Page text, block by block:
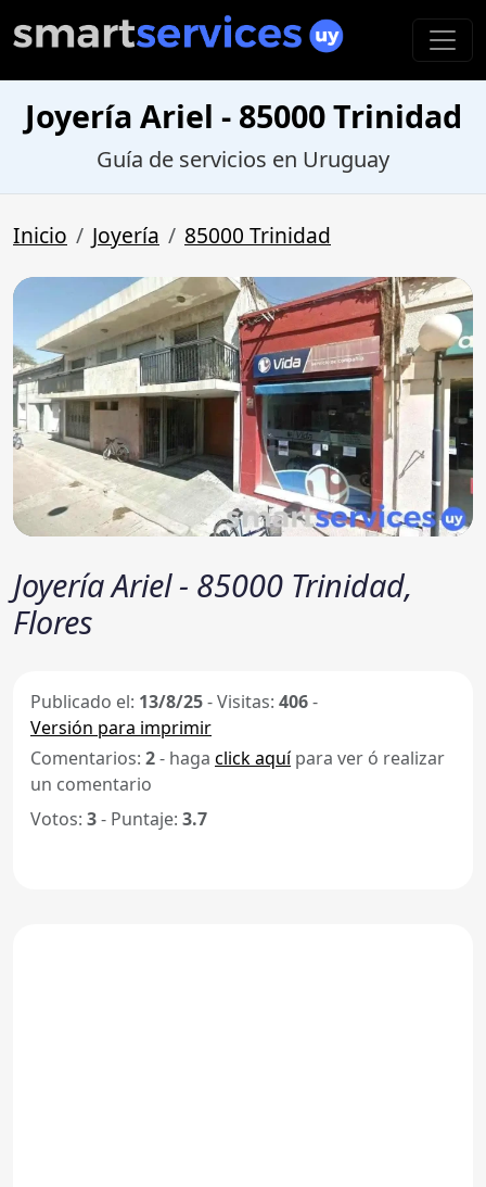
Joyería Ariel - 85000 Trinidad
Guía de servicios en Uruguay
Inicio Joyería 85000 Trinidad
Joyería Ariel - 85000 Trinidad,
Flores
Publicado el: 13/8/25-Visitas: 406-
Versión para imprimir
Comentarios: 2- haga click aquípara ver ó realizar
un comentario
Votos: 3- Puntaje: 3.7